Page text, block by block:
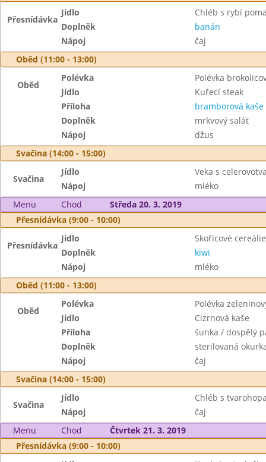
Přesnídávka
Jídlo
Chléb s rybí
Doplněk
banán
Nápoj
čaj
Oběd (11:00 - 13:00)
Oběd
Polévka
Polévka
Jídlo
Kuřecí steak
Příloha
bramborová kaše
Doplněk
mrkvový salát
Nápoj
džus
Svačina (14:00 - 15:00)
Svačina
Jídlo
Veka s
Nápoj
mléko
Menu
Chod
Středa 20. 3. 2019
Přesnídávka (9:00 - 10:00)
Přesnídávka
Jídlo
Skořicové cereálie
Doplněk
kiwi
Nápoj
mléko
Oběd (11:00 - 13:00)
Oběd
Polévka
Polévka
Jídlo
Cizrnová kaše
Příloha
šunka / dospělý
Doplněk
sterilovaná
Nápoj
čaj
Svačina (14:00 - 15:00)
Svačina
Jídlo
Chléb s
Nápoj
čaj
Menu
Chod
Čtvrtek 21. 3. 2019
Přesnídávka (9:00 - 10:00)